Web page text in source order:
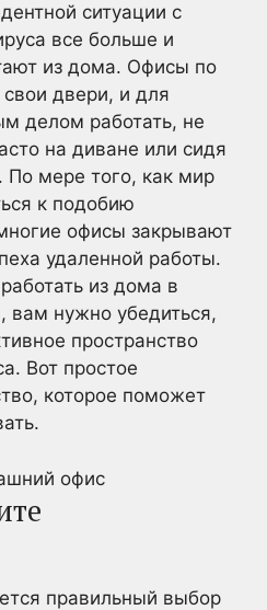
ситуации с
все больше и
из дома. Офисы по
двери, и для
делом работать, не
на диване или сидя
По мере того, как мир
к подобию
офисы закрывают
удаленной работы.
из дома в
нужно убедиться,
пространство
Вот простое
которое поможет
правильный выбор